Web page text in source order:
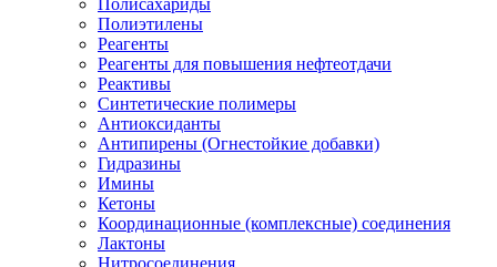
Полисахариды
Полиэтилены
Реагенты
Реагенты для повышения нефтеотдачи
Реактивы
Синтетические полимеры
Антиоксиданты
Антипирены (Огнестойкие добавки)
Гидразины
Имины
Кетоны
Координационные (комплексные) соединения
Лактоны
Нитросоединения